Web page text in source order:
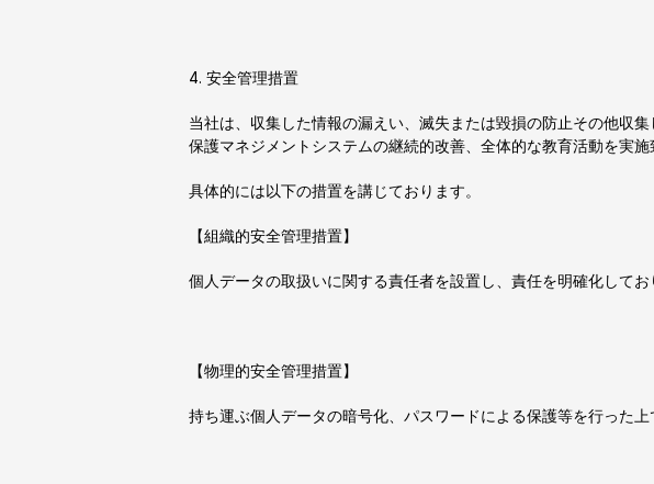
4. 安全管理措置
当社は、収集した情報の漏えい、滅失または毀損の防止その他収
保護マネジメントシステムの継続的改善、全体的な教育活動を実施
具体的には以下の措置を講じております。
【組織的安全管理措置】
個人データの取扱いに関する責任者を設置し、責任を明確化してお
【物理的安全管理措置】
持ち運ぶ個人データの暗号化、パスワードによる保護等を行った上